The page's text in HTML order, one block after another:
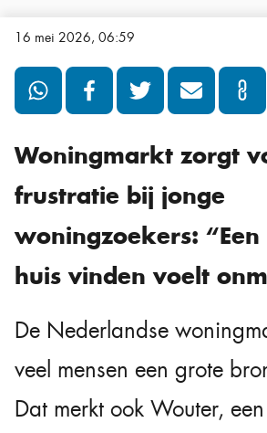
16 mei 2026, 06:59
Woningmarkt zorgt
frustratie bij jonge
woningzoekers:
huis vinden voelt
De Nederlandse
veel mensen een grote
Dat merkt ook Wouter,